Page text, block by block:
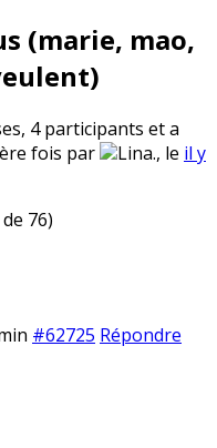
(marie, mao,
4 participants et a
fois par
Lina., le il y
76)
#62725 Répondre